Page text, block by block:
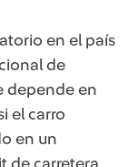
en el país
de
depende en
el carro
en un
de carretera